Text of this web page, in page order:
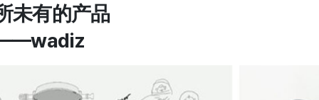
未有的产品